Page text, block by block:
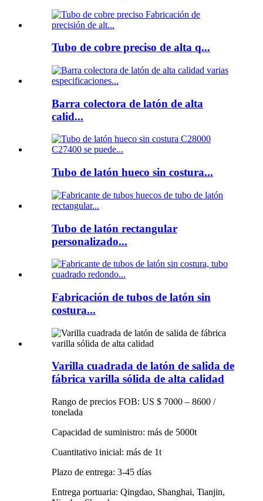
Tubo de cobre preciso de alta q...
Barra colectora de latón de alta
calid...
Tubo de latón hueco sin costura...
Tubo de latón rectangular
personalizado...
Fabricación de tubos de latón sin
costura...
Varilla cuadrada de latón de salida de
fábrica varilla sólida de alta calidad
Rango de precios FOB: US $ 7000 – 8600 /
tonelada
Capacidad de suministro: más de 5000t
Cuantitativo inicial: más de 1t
Plazo de entrega: 3-45 días
Entrega portuaria: Qingdao, Shanghai, Tianjin,